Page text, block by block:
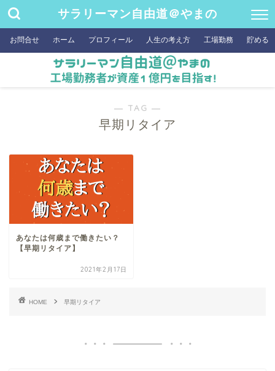
サラリーマン自由道＠やまの
お問合せ ホーム プロフィール 人生の考え方 工場勤務 貯める
― TAG ―
早期リタイア
あなたは何歳まで働きたい？
【早期リタイア】
2021年2月17日
HOME 早期リタイア